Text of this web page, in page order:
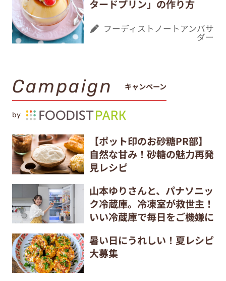
タードプリン」の作り方
フーディストノートアンバサ
ダー
Campaign キャンペーン
by
【ポット印のお砂糖PR部】
自然な甘み！砂糖の魅力再発
見レシピ
山本ゆりさんと、パナソニッ
ク冷蔵庫。冷凍室が救世主！
いい冷蔵庫で毎日をご機嫌に
暑い日にうれしい！夏レシピ
大募集